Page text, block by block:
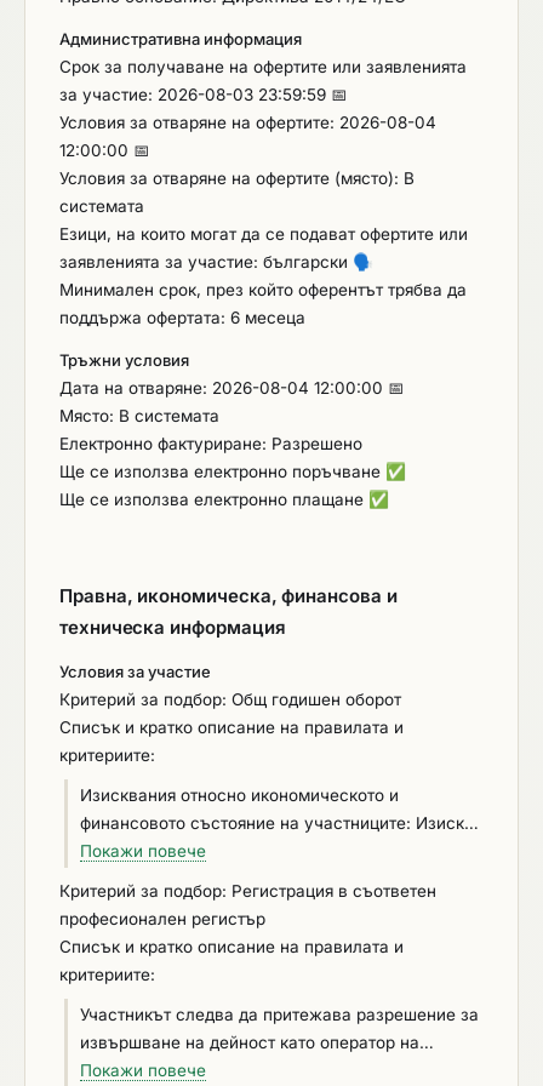
възложителят описва опциите, а при
възможност посочва и техния обем и стойността
им."
Административна информация
Срок за получаване на офертите или заявленията
за участие: 2026-08-03 23:59:59 📅
Условия за отваряне на офертите: 2026-08-04
12:00:00 📅
Условия за отваряне на офертите (място): В
системата
Езици, на които могат да се подават офертите или
заявленията за участие: български 🗣️
Минимален срок, през който оферентът трябва да
поддържа офертата: 6 месеца
Тръжни условия
Дата на отваряне: 2026-08-04 12:00:00 📅
Място: В системата
Електронно фактуриране: Разрешено
Ще се използва електронно поръчване ✅
Ще се използва електронно плащане ✅
Правна, икономическа, финансова и
техническа информация
Условия за участие
Критерий за подбор: Общ годишен оборот
Списък и кратко описание на правилата и
критериите:
Изисквания относно икономическото и
финансовото състояние на участниците: Изисква
се за последните три приключили финансови
общ оборот (изчислен на база годишните
обороти) в размер на не по-малко от 1 600 000
евро (двукратния размер на прогнозната
стойност на обществената поръчка без
включена опция). Информацията се описва в
Част IV: „Критерии за подбор”, раздел Б:
„Икономическо и финансово състояние” от
Покажи повече
Критерий за подбор: Регистрация в съответен
професионален регистър
Списък и кратко описание на правилата и
критериите:
Участникът следва да притежава разрешение за
извършване на дейност като оператор на
ваучери за храна на електронен носител по чл.
Покажи повече